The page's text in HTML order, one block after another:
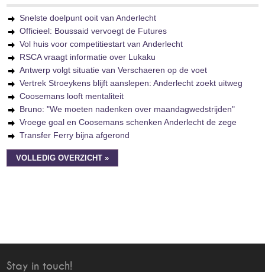
Snelste doelpunt ooit van Anderlecht
Officieel: Boussaid vervoegt de Futures
Vol huis voor competitiestart van Anderlecht
RSCA vraagt informatie over Lukaku
Antwerp volgt situatie van Verschaeren op de voet
Vertrek Stroeykens blijft aanslepen: Anderlecht zoekt uitweg
Coosemans looft mentaliteit
Bruno: "We moeten nadenken over maandagwedstrijden"
Vroege goal en Coosemans schenken Anderlecht de zege
Transfer Ferry bijna afgerond
VOLLEDIG OVERZICHT »
Stay in touch!